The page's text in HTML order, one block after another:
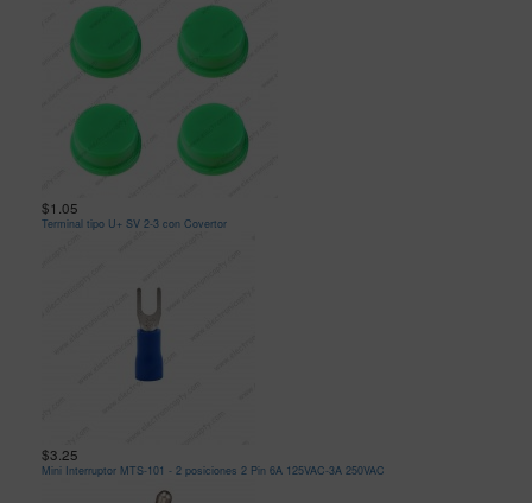
$1.05
Terminal tipo U+ SV 2-3 con Covertor
$3.25
Mini Interruptor MTS-101 - 2 posiciones 2 Pin 6A 125VAC-3A 250VAC